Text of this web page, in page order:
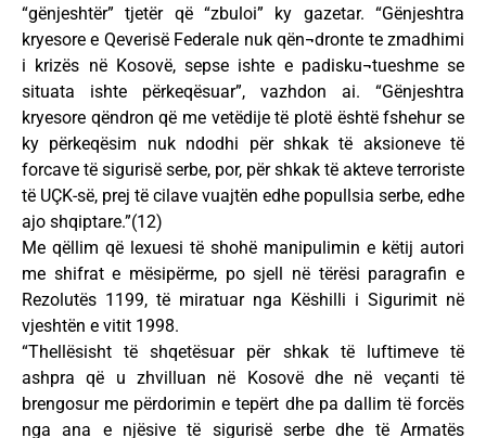
“gënjeshtër” tjetër që “zbuloi” ky gazetar. “Gënjeshtra
kryesore e Qeverisë Federale nuk qën¬dronte te zmadhimi
i krizës në Kosovë, sepse ishte e padisku¬tueshme se
situata ishte përkeqësuar”, vazhdon ai. “Gënjeshtra
kryesore qëndron që me vetëdije të plotë është fshehur se
ky përkeqësim nuk ndodhi për shkak të aksioneve të
forcave të sigurisë serbe, por, për shkak të akteve terroriste
të UÇK-së, prej të cilave vuajtën edhe popullsia serbe, edhe
ajo shqiptare.”(12)
Me qëllim që lexuesi të shohë manipulimin e këtij autori
me shifrat e mësipërme, po sjell në tërësi paragrafin e
Rezolutës 1199, të miratuar nga Këshilli i Sigurimit në
vjeshtën e vitit 1998.
“Thellësisht të shqetësuar për shkak të luftimeve të
ashpra që u zhvilluan në Kosovë dhe në veçanti të
brengosur me përdorimin e tepërt dhe pa dallim të forcës
nga ana e njësive të sigurisë serbe dhe të Armatës